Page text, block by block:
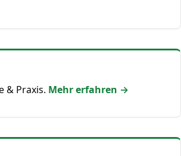
& Praxis. Mehr erfahren →